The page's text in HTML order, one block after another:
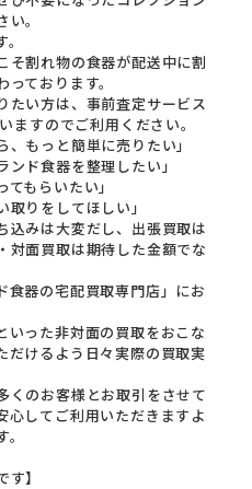
。
そ割れ物の食器が配送中に割
ております。
たい方は、事前査定サービス
ますのでご利用ください。
、もっと簡単に売りたい」
ンド食器を整理したい」
もらいたい」
取りをしてほしい」
込みは大変だし、出張買取は
対面買取は期待した金額でな
食器の宅配買取専門店」にお
いった非対面の買取をおこな
だけるよう日々実際の買取実
くのお客様とお取引をさせて
心してご利用いただきますよ
】